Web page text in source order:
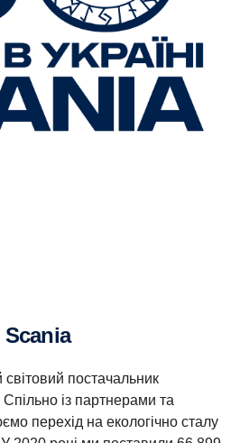
Scania
постачальник
із партнерами та
перехід на екологічно сталу